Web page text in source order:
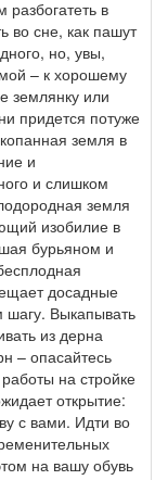
в
во сне, как пашут
но, увы,
– к хорошему
землянку или
придется потуже
земля в
и
и слишком
земля
изобилие в
бурьяном и
досадные
шагу. Выкапывать
из дерна
– опасайтесь
на стройке
открытие:
с вами. Идти во
на вашу обувь